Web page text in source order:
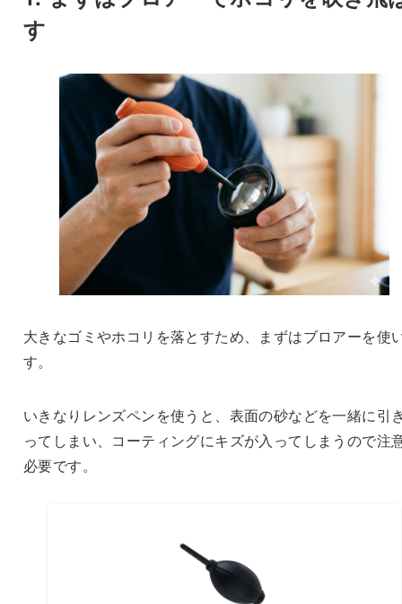
す
大きなゴミやホコリを落とすため、まずはブロアーを使
す。
いきなりレンズペンを使うと、表面の砂などを一緒に引
ってしまい、コーティングにキズが入ってしまうので注
必要です。